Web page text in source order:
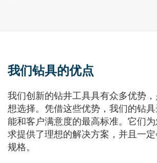
我们钻具的优点
我们创新的钻井工具具有众多优势
想选择。凭借这些优势，我们的钻
能和客户满意度的最高标准。它们
求提供了理想的解决方案，并且一
规格。